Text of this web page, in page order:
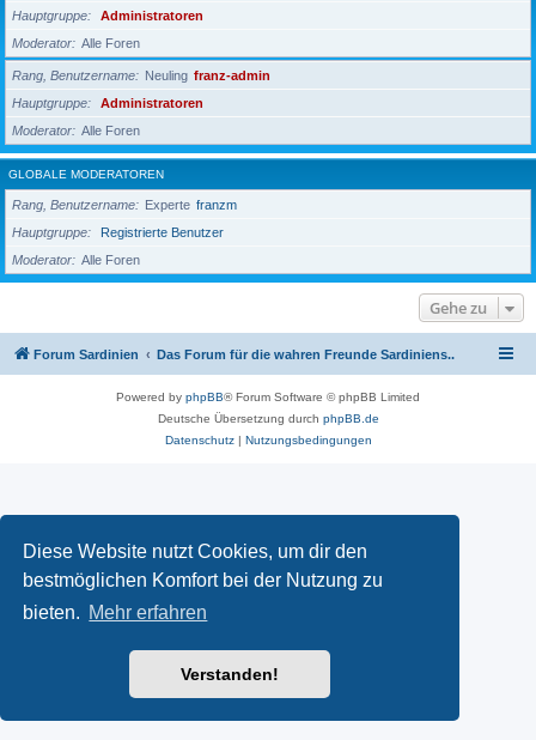
Diese Website nutzt Cookies, um dir den
bestmöglichen Komfort bei der Nutzung zu
bieten. Mehr erfahren
Verstanden!
Hauptgruppe
Administratoren
Moderator
Alle Foren
Rang, Benutzername Neuling franz-admin
Hauptgruppe
Administratoren
Moderator
Alle Foren
GLOBALE MODERATOREN
Rang, Benutzername Experte franzm
Hauptgruppe
Registrierte Benutzer
Moderator
Alle Foren
Gehe zu
Forum Sardinien Das Forum für die wahren Freunde Sardiniens..
Powered by phpBB® Forum Software © phpBB Limited
Deutsche Übersetzung durch phpBB.de
Datenschutz| Nutzungsbedingungen